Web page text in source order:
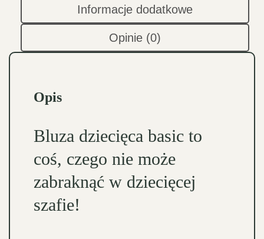
Informacje dodatkowe
Opinie (0)
Opis
Bluza dziecięca basic to
coś, czego nie może
zabraknąć w dziecięcej
szafie!